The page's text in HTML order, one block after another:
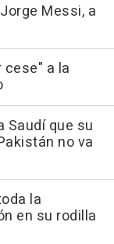
Messi, a
cese" a la
Saudí que su
no va
la
en su rodilla